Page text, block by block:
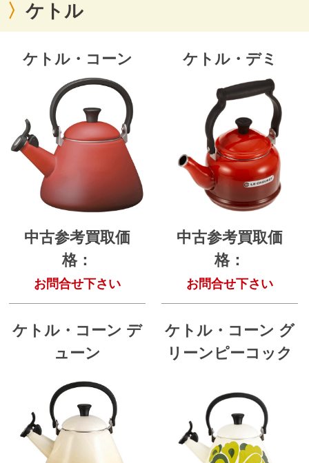
ケトル
ケトル・コーン
中古参考買取価
格：
お問合せ下さい
ケトル・デミ
中古参考買取価
格：
お問合せ下さい
ケトル・コーン デ
ューン
ケトル・コーン グ
リーンピーコック